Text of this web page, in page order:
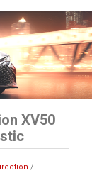
XV50
/